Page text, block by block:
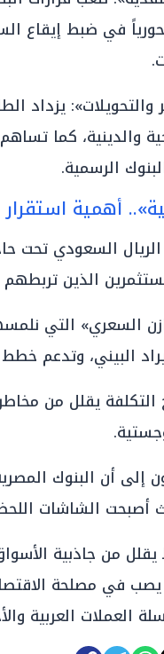
في ضبط إيقاع
يزداد
والدينية، كما
الرسمية.
أهمية
الذين تربطهم
البيني، وتدعم
يقلل من
إلى أن البنوك
أصبحت الشاشات
يقلل من جاذبية
يصب في مصلحة
العملات العربية